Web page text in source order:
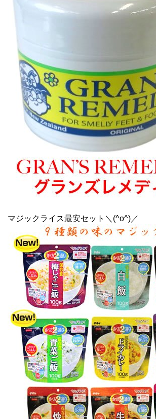
マジックライス最安セット＼(^o^)／